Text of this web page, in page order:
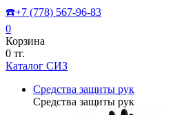
☎️+7 (778) 567-96-83
0
Корзина
0 тг.
Каталог СИЗ
Средства защиты рук
Средства защиты рук